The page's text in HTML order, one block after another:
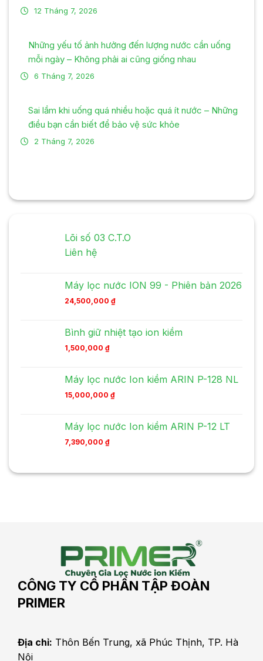
12 Tháng 7, 2026
Những yếu tố ảnh hưởng đến lượng nước cần uống
mỗi ngày – Không phải ai cũng giống nhau
6 Tháng 7, 2026
Sai lầm khi uống quá nhiều hoặc quá ít nước – Những
điều bạn cần biết để bảo vệ sức khỏe
2 Tháng 7, 2026
Lõi số 03 C.T.O
Liên hệ
Máy lọc nước ION 99 - Phiên bản 2026
24,500,000 ₫
Bình giữ nhiệt tạo ion kiềm
1,500,000 ₫
Máy lọc nước Ion kiềm ARIN P-128 NL
15,000,000 ₫
Máy lọc nước Ion kiềm ARIN P-12 LT
7,390,000 ₫
CÔNG TY CỔ PHẦN TẬP ĐOÀN
PRIMER
Địa chỉ: Thôn Bến Trung, xã Phúc Thịnh, TP. Hà
Nội